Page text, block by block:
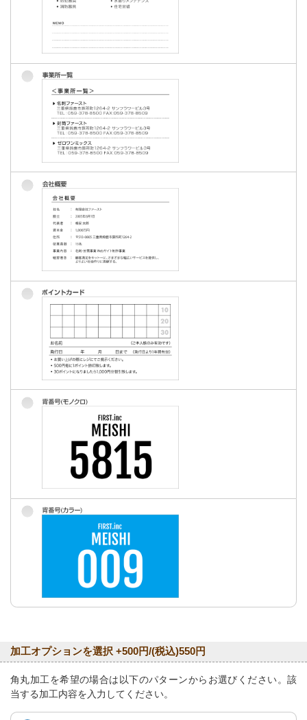
加工オプションを選択 +500円/(税込)550円
角丸加工を希望の場合は以下のパターンからお選びください。該
当する加工内容を入力してください。